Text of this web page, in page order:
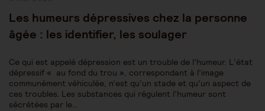
Les humeurs dépressives chez la personne
âgée : les identifier, les soulager
Ce qui est appelé dépression est un trouble de l’humeur. L’état
dépressif « au fond du trou », correspondant à l’image
communément véhiculée, n’est qu‘un stade et qu‘un aspect de
ces troubles. Les substances qui régulent l’humeur sont
sécrétées par le…